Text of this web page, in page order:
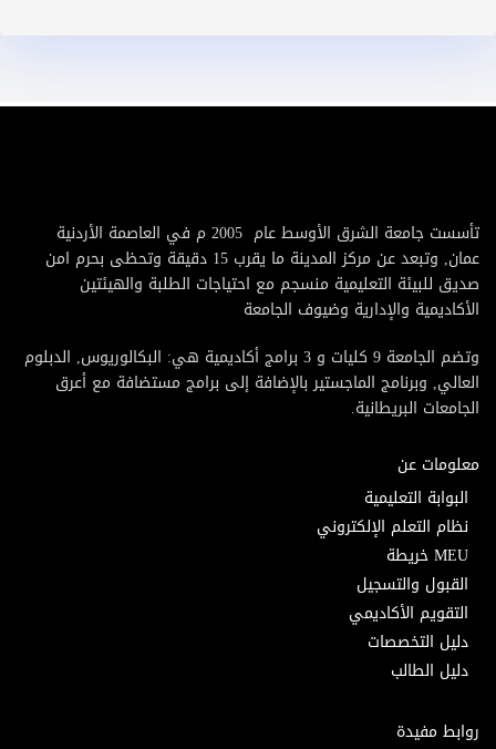
تأسست جامعة الشرق الأوسط عام 2005 م في العاصمة الأردنية
عمان, وتبعد عن مركز المدينة ما يقرب 15 دقيقة وتحظى بحرم امن
صديق للبيئة التعليمية منسجم مع احتياجات الطلبة والهيئتين
الأكاديمية والإدارية وضيوف الجامعة
وتضم الجامعة 9 كليات و 3 برامج أكاديمية هي: البكالوريوس, الدبلوم
العالي, وبرنامج الماجستير بالإضافة إلى برامج مستضافة مع أعرق
الجامعات البريطانية.
معلومات عن
البوابة التعليمية
نظام التعلم الإلكتروني
MEU خريطة
القبول والتسجيل
التقويم الأكاديمي
دليل التخصصات
دليل الطالب
روابط مفيدة